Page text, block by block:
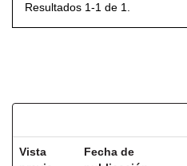
Resultados 1-1 de 1.
Vista
Fecha de